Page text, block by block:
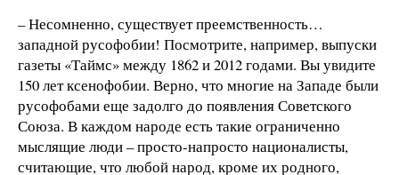
– Несомненно, существует преемственность…
западной русофобии! Посмотрите, например, выпуски
газеты «Таймс» между 1862 и 2012 годами. Вы увидите
150 лет ксенофобии. Верно, что многие на Западе были
русофобами еще задолго до появления Советского
Союза. В каждом народе есть такие ограниченно
мыслящие люди – просто-напросто националисты,
считающие, что любой народ, кроме их родного,